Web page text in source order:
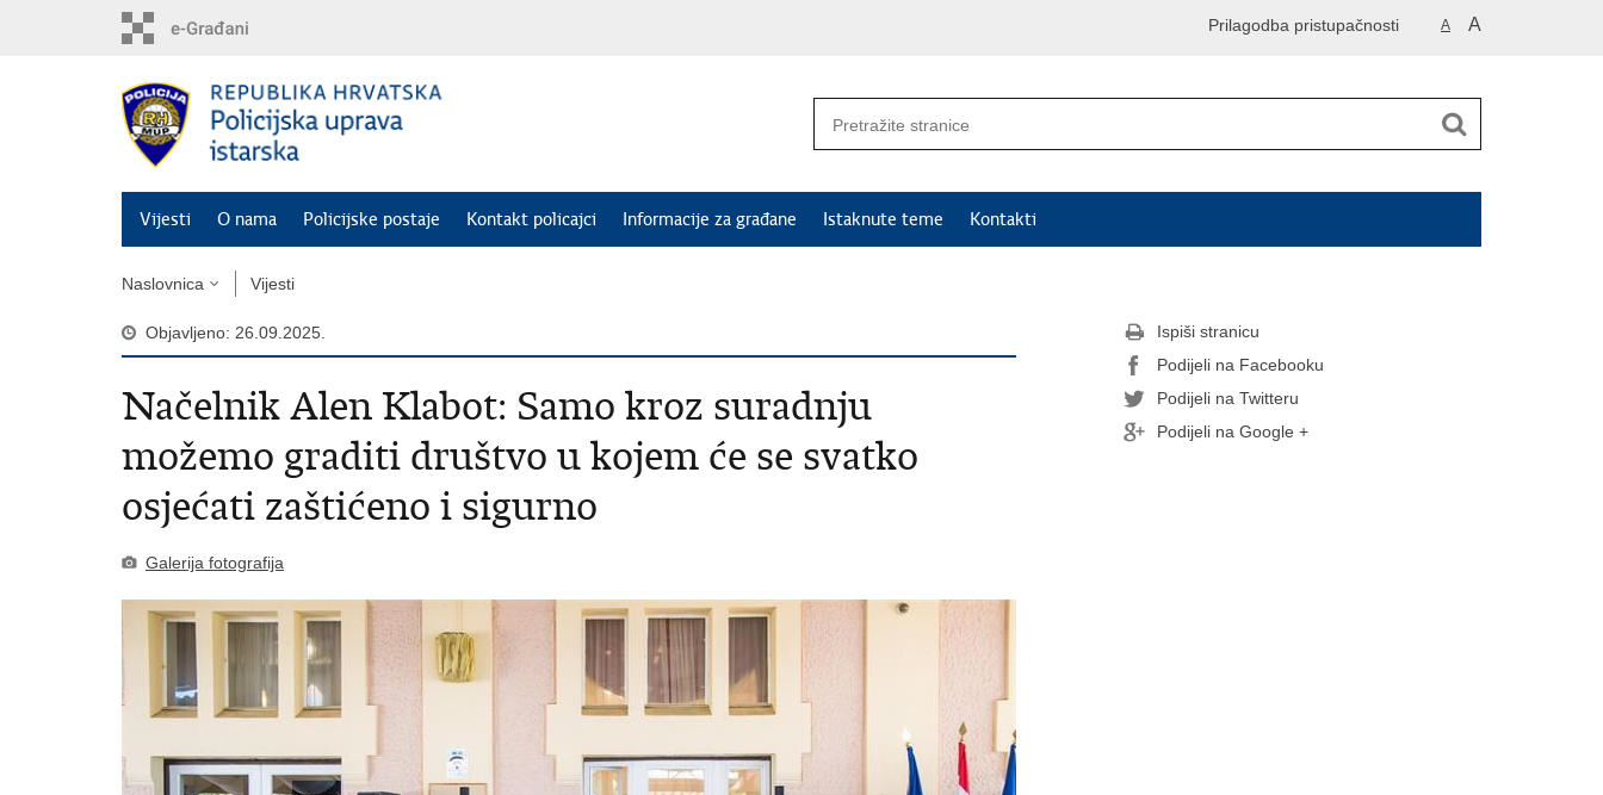
A A
Prilagodba pristupačnosti
Vijesti O nama Policijske postaje Kontakt policajci Informacije za građane Istaknute teme Kontakti
Naslovnica Vijesti
Objavljeno: 26.09.2025.
Načelnik Alen Klabot: Samo kroz suradnju
možemo graditi društvo u kojem će se svatko
osjećati zaštićeno i sigurno
Galerija fotografija
Ispiši stranicu
Podijeli na Facebooku
Podijeli na Twitteru
Podijeli na Google +